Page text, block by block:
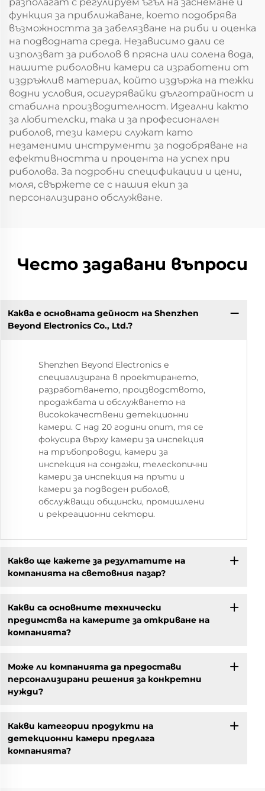
функция за приближаване, което подобрява
възможността за забелязване на риби и оценка
на подводната среда. Независимо дали се
използват за риболов в прясна или солена вода,
нашите риболовни камери са изработени от
издръжлив материал, който издържа на тежки
водни условия, осигурявайки дълготрайност и
стабилна производителност. Идеални както
за любителски, така и за професионален
риболов, тези камери служат като
незаменими инструменти за подобряване на
ефективността и процента на успех при
риболова. За подробни спецификации и цени,
моля, свържете се с нашия екип за
персонализирано обслужване.
Често задавани въпроси
Каква е основната дейност на Shenzhen
Beyond Electronics Co., Ltd.?
Shenzhen Beyond Electronics е
специализирана в проектирането,
разработването, производството,
продажбата и обслужването на
висококачествени детекционни
камери. С над 20 години опит, тя се
фокусира върху камери за инспекция
на тръбопроводи, камери за
инспекция на сондажи, телескопични
камери за инспекция на пръти и
камери за подводен риболов,
обслужващи общински, промишлени
и рекреационни сектори.
Какво ще кажете за резултатите на
компанията на световния пазар?
Какви са основните технически
предимства на камерите за откриване на
компанията?
Може ли компанията да предостави
персонализирани решения за конкретни
нужди?
Какви категории продукти на
детекционни камери предлага
компанията?